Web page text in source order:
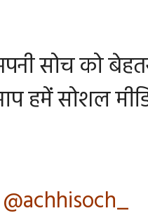
सोच को
हमें सोशल
@achhisoch_